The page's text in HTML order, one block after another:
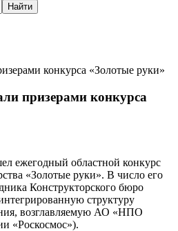
Найти
конкурса «Золотые руки»
призерами конкурса
ежегодный областной конкурс
«Золотые руки». В число его
Конструкторского бюро
структуру
возглавляемую АО «НПО
«Роскосмос»).